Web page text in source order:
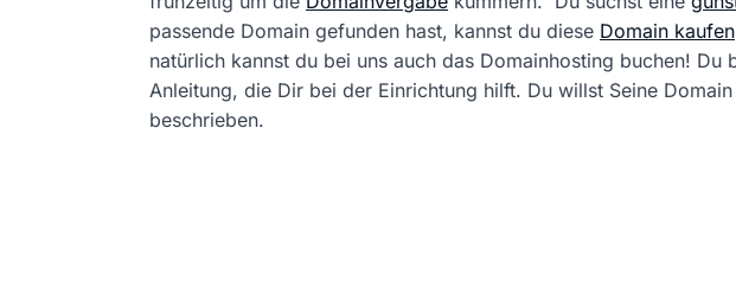
passende Domain gefunden hast, kannst du diese Domain kaufen
natürlich kannst du bei uns auch das Domainhosting buchen! Du
Anleitung, die Dir bei der Einrichtung hilft. Du willst Seine
beschrieben.